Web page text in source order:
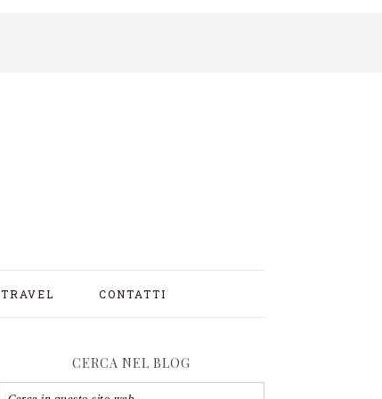
TRAVEL CONTATTI
CERCA NEL BLOG